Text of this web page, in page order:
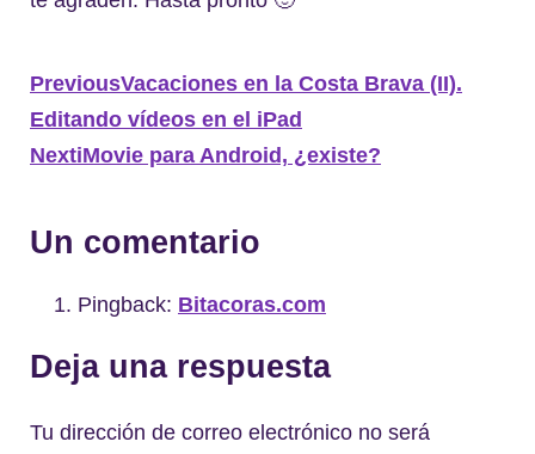
PreviousVacaciones en la Costa Brava (II).
Editando vídeos en el iPad
NextiMovie para Android, ¿existe?
Un comentario
Pingback: Bitacoras.com
Deja una respuesta
Tu dirección de correo electrónico no será